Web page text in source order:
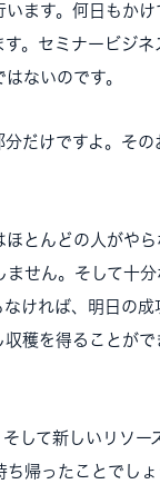
ます。何日もか
。セミナービジ
ないのです。
だけですよ。そ
とんどの人がや
せん。そして十
ければ、明日の
穫を得ることが
して新しいリソー
帰ったことでし